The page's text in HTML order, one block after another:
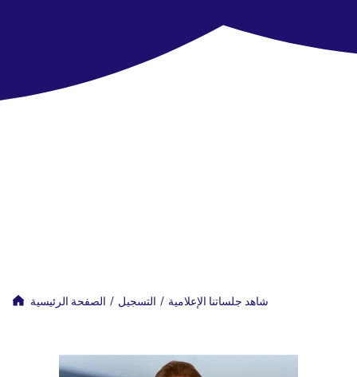
الصفحة الرئيسية / التسجيل / شاهد جلساتنا الإعلامية